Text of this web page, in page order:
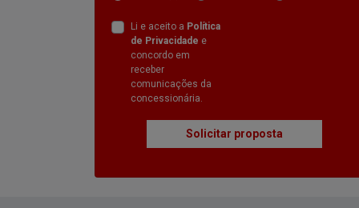
Li e aceito a Política
de Privacidade e
concordo em
receber
comunicações da
concessionária.
Solicitar proposta